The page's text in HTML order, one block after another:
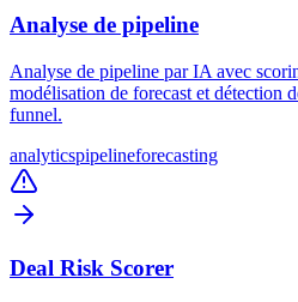
Analyse de pipeline
Analyse de pipeline par IA avec
modélisation de forecast et détection
funnel.
analyticspipelineforecasting
Deal Risk Scorer